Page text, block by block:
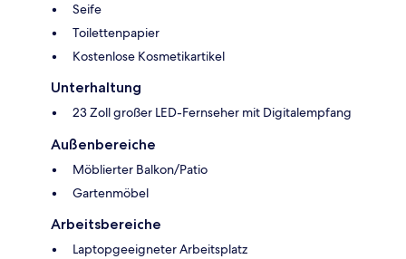
Seife
Toilettenpapier
Kostenlose Kosmetikartikel
Unterhaltung
23 Zoll großer LED-Fernseher mit Digitalempfang
Außenbereiche
Möblierter Balkon/Patio
Gartenmöbel
Arbeitsbereiche
Laptopgeeigneter Arbeitsplatz